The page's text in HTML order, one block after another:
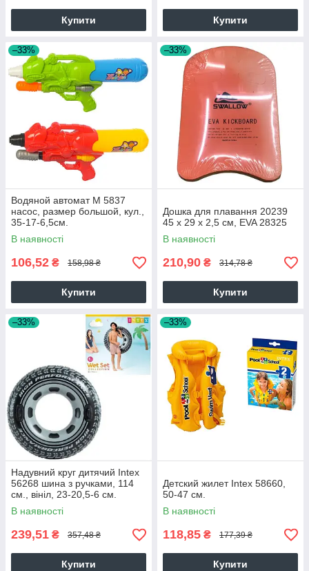
Купити Купити
–33%
Водяной автомат M 5837
насос, размер большой, кул.,
35-17-6,5см.
В наявності
106,52 ₴ 158,98 ₴
Купити
–33%
Дошка для плавання 20239
45 x 29 x 2,5 см, EVA 28325
В наявності
210,90 ₴ 314,78 ₴
Купити
–33%
Надувний круг дитячий Intex
56268 шина з ручками, 114
см., вініл, 23-20,5-6 см.
28325
В наявності
239,51 ₴ 357,48 ₴
Купити
–33%
Детский жилет Intex 58660,
50-47 см.
В наявності
118,85 ₴ 177,39 ₴
Купити